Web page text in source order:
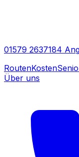
01579 2637184
RoutenKosten
Über uns